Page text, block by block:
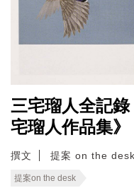
三宅瑠人全記
宅瑠人作品集》
撰文 提案 on the desk
提案on the desk